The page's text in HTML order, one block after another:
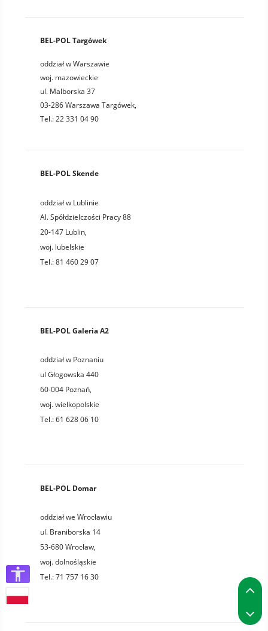
BEL-POL Targówek
oddział w Warszawie
woj. mazowieckie
ul. Malborska 37
03-286 Warszawa Targówek,
Tel.: 22 331 04 90
BEL-POL Skende
oddział w Lublinie
Al. Spółdzielczości Pracy 88
20-147 Lublin,
woj. lubelskie
Tel.:81 460 29 07
BEL-POL Galeria A2
oddział w Poznaniu
ul Głogowska 440
60-004 Poznań,
woj.wielkopolskie
Tel.:61 628 06 10
BEL-POL Domar
oddział we Wrocławiu
ul. Braniborska 14
53-680Wrocław,
woj.dolnośląskie
Tel.:71 757 16 30